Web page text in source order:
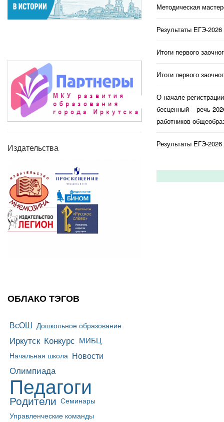
Издательства
ОБЛАКО ТЭГОВ
ВсОШ Дошкольное образование
Иркутск Конкурс МИБЦ
Начальная школа Новости
Олимпиада
Педагоги
Родители Семинары
Управленческие команды
Методическая
Результаты ЕГЭ-
Итоги первого
Итоги первого
О начале
бесценный – речь
работников
Результаты ЕГЭ-